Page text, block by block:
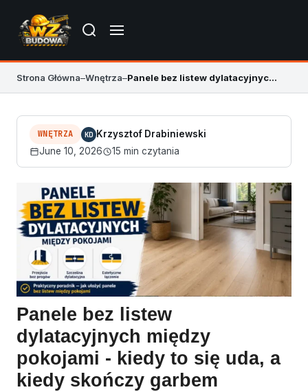
Strona Główna–Wnętrza– Panele bez listew dylatacyjnych między pokojami – kiedy można
WNĘTRZA KD Krzysztof Drabiniewski
June 10, 2026
15 min czytania
Panele bez listew
dylatacyjnych między
pokojami - kiedy to się uda, a
kiedy skończy garbem